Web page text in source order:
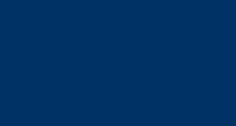
der Berliner Wirtschaft.
Teaserphase geht die
in die nächste Stufe. Mit
geweckt und Gespräche